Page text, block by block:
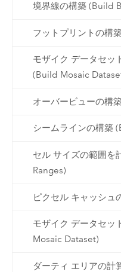
境界線の構築 (Build
フットプリントの構
モザイク データセッ
(Build Mosaic
オーバービューの構
シームラインの構築
セル サイズの範囲を
Ranges)
ピクセル キャッシュ
モザイク データセッ
Mosaic Dataset)
ダーティ エリアの